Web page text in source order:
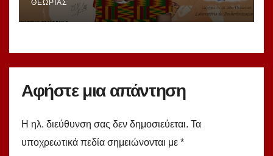
ΘΕΩΡΊΑΣ
Αφήστε μια απάντηση
Η ηλ. διεύθυνση σας δεν δημοσιεύεται. Τα
υποχρεωτικά πεδία σημειώνονται με *